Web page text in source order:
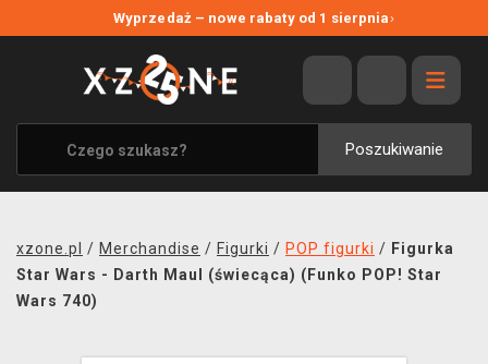
Wyprzedaż – nowe rabaty od 1 sierpnia›
Poszukiwanie
WYPRZEDAŻ
WSZYSTKIE MARKI
XZONE ORIGINALS
UBRANIA I AKCESORIA
SOUNDTRACKI
xzone.pl / Merchandise / Figurki / POP figurki / Figurka
Star Wars - Darth Maul (świecąca) (Funko POP! Star
Wars 740)